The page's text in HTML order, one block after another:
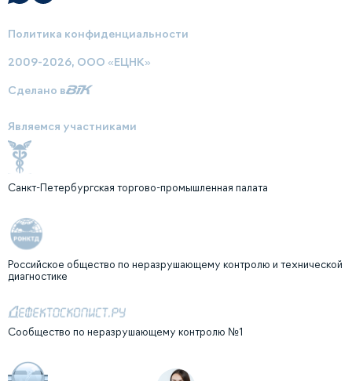
Политика конфиденциальности
2009-2026, ООО «ЕЦНК»
Сделано в
Являемся участниками
Санкт-Петербургская торгово-промышленная палата
Российское общество по неразрушающему контролю и технической
диагностике
Сообщество по неразрушающему контролю №1